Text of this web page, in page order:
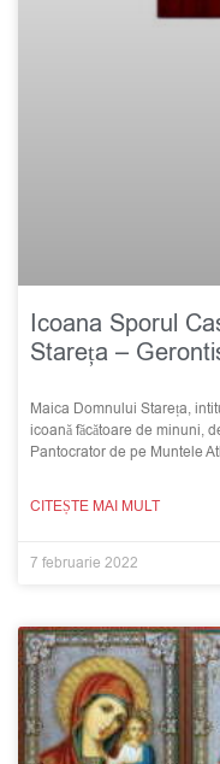
Icoana Sporul
Stareța –
Maica Domnului Stareța,
icoană făcătoare de minuni,
Pantocrator de pe Muntele
CITEȘTE MAI MULT
7 februarie 2022